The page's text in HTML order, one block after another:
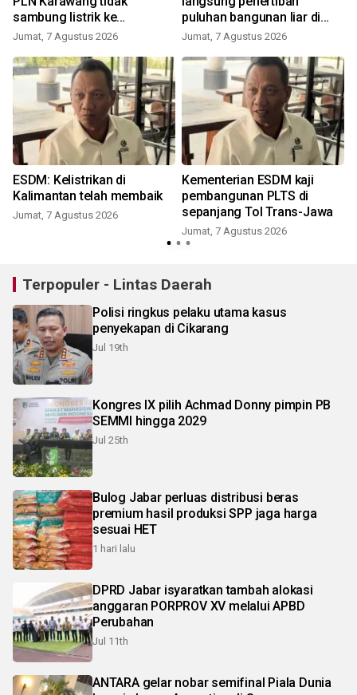
sambung listrik ke
bangunan liar
Jumat, 7 Agustus 2026
puluhan bangunan liar di
sepanjang akses tol
Jumat, 7 Agustus 2026
ESDM: Kelistrikan di
Kalimantan telah membaik
Jumat, 7 Agustus 2026
Kementerian ESDM kaji
pembangunan PLTS di
sepanjang Tol Trans-Jawa
Jumat, 7 Agustus 2026
Terpopuler - Lintas Daerah
Polisi ringkus pelaku utama kasus
penyekapan di Cikarang
Jul 19th
Kongres IX pilih Achmad Donny pimpin PB
SEMMI hingga 2029
Jul 25th
Bulog Jabar perluas distribusi beras
premium hasil produksi SPP jaga harga
sesuai HET
1 hari lalu
DPRD Jabar isyaratkan tambah alokasi
anggaran PORPROV XV melalui APBD
Perubahan
Jul 11th
ANTARA gelar nobar semifinal Piala Dunia